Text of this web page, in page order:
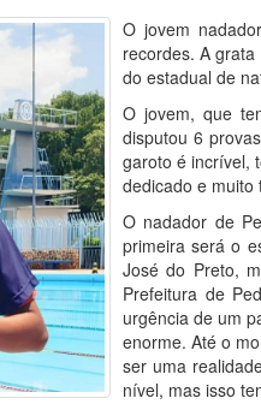
O jovem
recordes. A
do estadual de
O jovem, que
disputou 6
garoto é incrível,
dedicado e muito
O nadador de
primeira será o
José do Preto,
Prefeitura de
urgência de um
enorme. Até o
ser uma
nível, mas isso